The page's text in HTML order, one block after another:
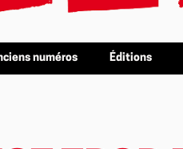
numéros Éditions